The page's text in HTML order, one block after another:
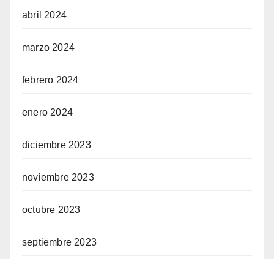
abril 2024
marzo 2024
febrero 2024
enero 2024
diciembre 2023
noviembre 2023
octubre 2023
septiembre 2023